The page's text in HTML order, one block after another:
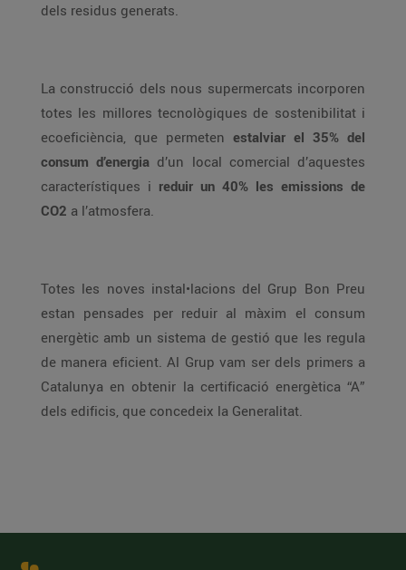
dels residus generats.
La construcció dels nous supermercats incorporen
totes les millores tecnològiques de sostenibilitat i
ecoeficiència, que permeten estalviar el 35% del
consum d’energia d’un local comercial d’aquestes
característiques i reduir un 40% les emissions de
CO2 a l’atmosfera.
Totes les noves instal•lacions del Grup Bon Preu
estan pensades per reduir al màxim el consum
energètic amb un sistema de gestió que les regula
de manera eficient. Al Grup vam ser dels primers a
Catalunya en obtenir la certificació energètica “A”
dels edificis, que concedeix la Generalitat.